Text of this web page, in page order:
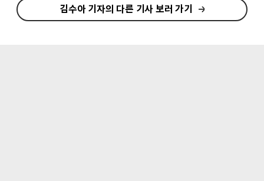
김수아 기자의 다른 기사 보러 가기